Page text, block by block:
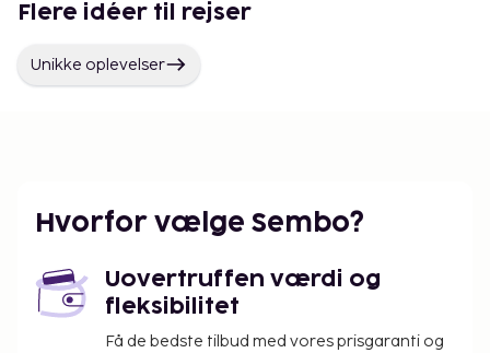
Flere idéer til rejser
Unikke oplevelser
Hvorfor vælge Sembo?
Uovertruffen værdi og
fleksibilitet
Få de bedste tilbud med vores prisgaranti og